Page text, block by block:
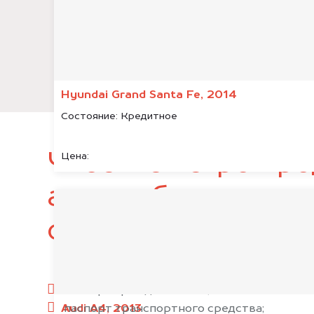
Hyundai Grand Santa Fe, 2014
Состояние: Кредитное
Цена:
Audi A4, 2013
Чтобы быстро
автомобиль,
следующие
паспорт транспортного средства;